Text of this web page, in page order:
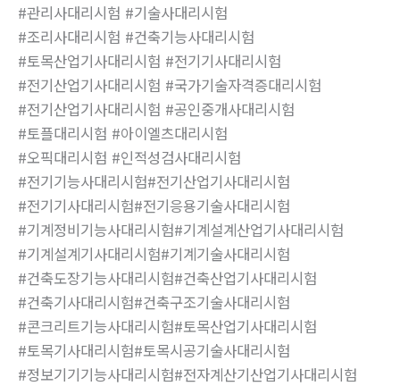
#관리사대리시험 #기술사대리시험
#조리사대리시험 #건축기능사대리시험
#토목산업기사대리시험 #전기기사대리시험
#전기산업기사대리시험 #국가기술자격증대리시험
#전기산업기사대리시험 #공인중개사대리시험
#토플대리시험 #아이엘츠대리시험
#오픽대리시험 #인적성검사대리시험
#전기기능사대리시험#전기산업기사대리시험
#전기기사대리시험#전기응용기술사대리시험
#기계정비기능사대리시험#기계설계산업기사대리시험
#기계설계기사대리시험#기계기술사대리시험
#건축도장기능사대리시험#건축산업기사대리시험
#건축기사대리시험#건축구조기술사대리시험
#콘크리트기능사대리시험#토목산업기사대리시험
#토목기사대리시험#토목시공기술사대리시험
#정보기기기능사대리시험#전자계산기산업기사대리시험